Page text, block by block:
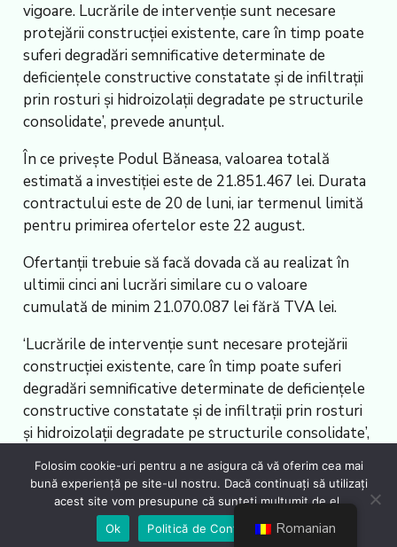
vigoare. Lucrările de intervenție sunt necesare
protejării construcției existente, care în timp poate
suferi degradări semnificative determinate de
deficiențele constructive constatate și de infiltrații
prin rosturi și hidroizolații degradate pe structurile
consolidate’, prevede anunțul.
În ce privește Podul Băneasa, valoarea totală
estimată a investiției este de 21.851.467 lei. Durata
contractului este de 20 de luni, iar termenul limită
pentru primirea ofertelor este 22 august.
Ofertanții trebuie să facă dovada că au realizat în
ultimii cinci ani lucrări similare cu o valoare
cumulată de minim 21.070.087 lei fără TVA lei.
‘Lucrările de intervenție sunt necesare protejării
construcției existente, care în timp poate suferi
degradări semnificative determinate de deficiențele
constructive constatate și de infiltrații prin rosturi
și hidroizolații degradate pe structurile consolidate’,
Irinela Vișan, editor: Mihai Simionescu, editor online:
Adrian Dădârlat)
Romanian
Folosim cookie-uri pentru a ne asigura că vă oferim cea mai
bună experiență pe site-ul nostru. Dacă continuați să utilizați
acest site vom presupune că sunteți mulțumit de el.
Ok
Politică de Confidențialiate